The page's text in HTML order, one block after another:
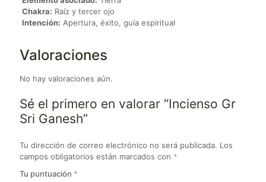
Chakra: Raíz y tercer ojo
Intención: Apertura, éxito, guía espiritual
Valoraciones
No hay valoraciones aún.
Sé el primero en valorar “Incienso Gr
Sri Ganesh”
Tu dirección de correo electrónico no será publicada. Los
campos obligatorios están marcados con *
Tu puntuación *